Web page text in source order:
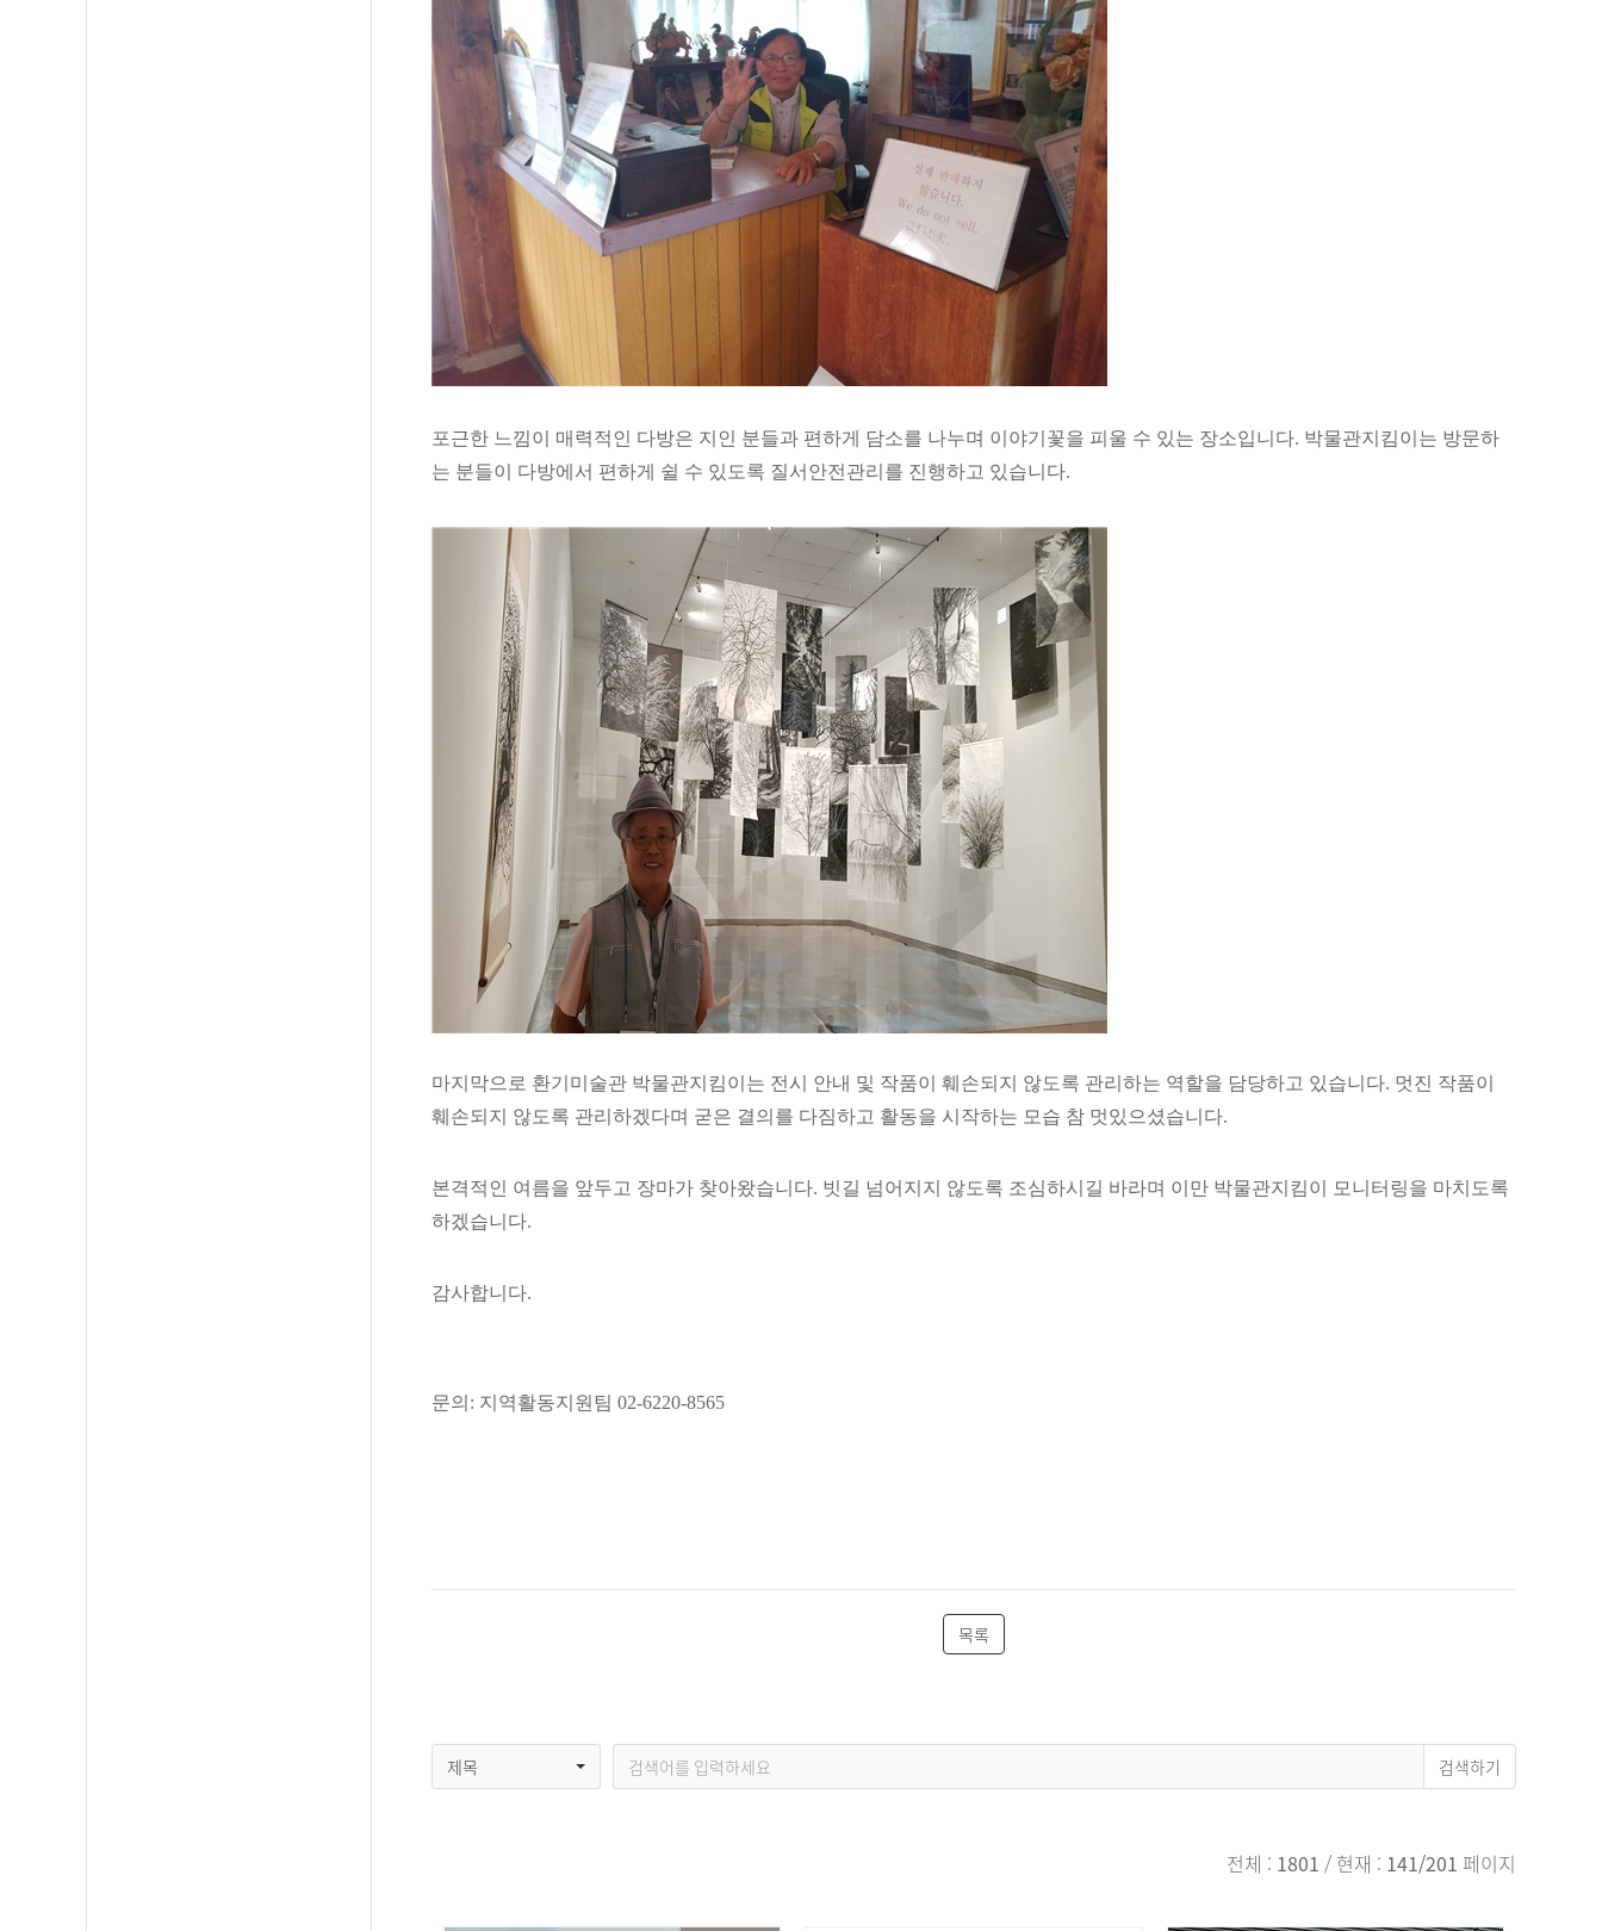
포근한 느낌이 매력적인 다방은 지인 분들과 편하게 담소를 나누며 이야기꽃을 피울 수 있는 장소입니다. 박물관지킴이는 방문하
는 분들이 다방에서 편하게 쉴 수 있도록 질서안전관리를 진행하고 있습니다.
마지막으로 환기미술관 박물관지킴이는 전시 안내 및 작품이 훼손되지 않도록 관리하는 역할을 담당하고 있습니다. 멋진 작품이
훼손되지 않도록 관리하겠다며 굳은 결의를 다짐하고 활동을 시작하는 모습 참 멋있으셨습니다.
본격적인 여름을 앞두고 장마가 찾아왔습니다. 빗길 넘어지지 않도록 조심하시길 바라며 이만 박물관지킴이 모니터링을 마치도록
하겠습니다.
감사합니다.
문의 : 지역활동지원팀 02-6220-8565
목록
제목
전체 : 1801 / 현재 : 141/201 페이지